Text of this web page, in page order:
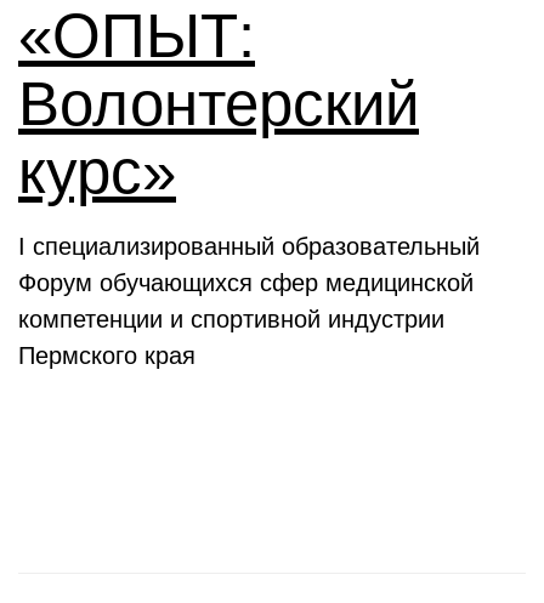
«ОПЫТ:
Волонтерский
курс»
I специализированный образовательный
Форум обучающихся сфер медицинской
компетенции и спортивной индустрии
Пермского края